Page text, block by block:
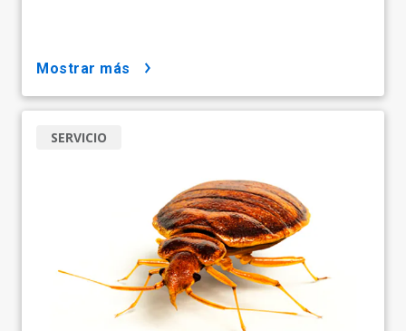
mostrar más
SERVICIO